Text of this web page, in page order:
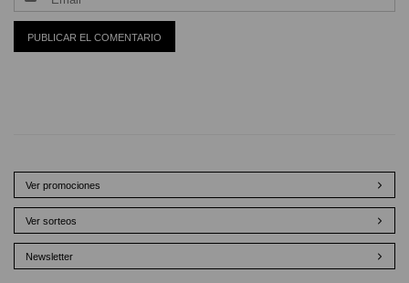
Ver promociones
Ver sorteos
Newsletter